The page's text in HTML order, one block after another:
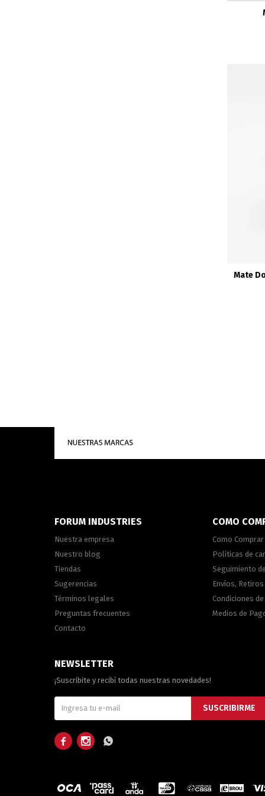
Mate
FORUM INDUSTRIES
Nuestra empresa
Nuestro blog
Tiendas
Sugerencias
Términos legales
Preguntas frecuentes
Contacto
COMO
Como Comprar
Políticas de
Seguimiento
Envíos,
Condiciones
Medios de
NEWSLETTER
¡Suscribite y recibí todas nuestras novedades!
SUSCRIBIRME
  